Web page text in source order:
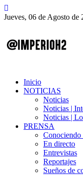
Jueves, 06 de Agosto de
Inicio
NOTICIAS
Noticias
Noticias |
Noticias |
PRENSA
En directo
Entrevistas
Reportajes
Sueños de